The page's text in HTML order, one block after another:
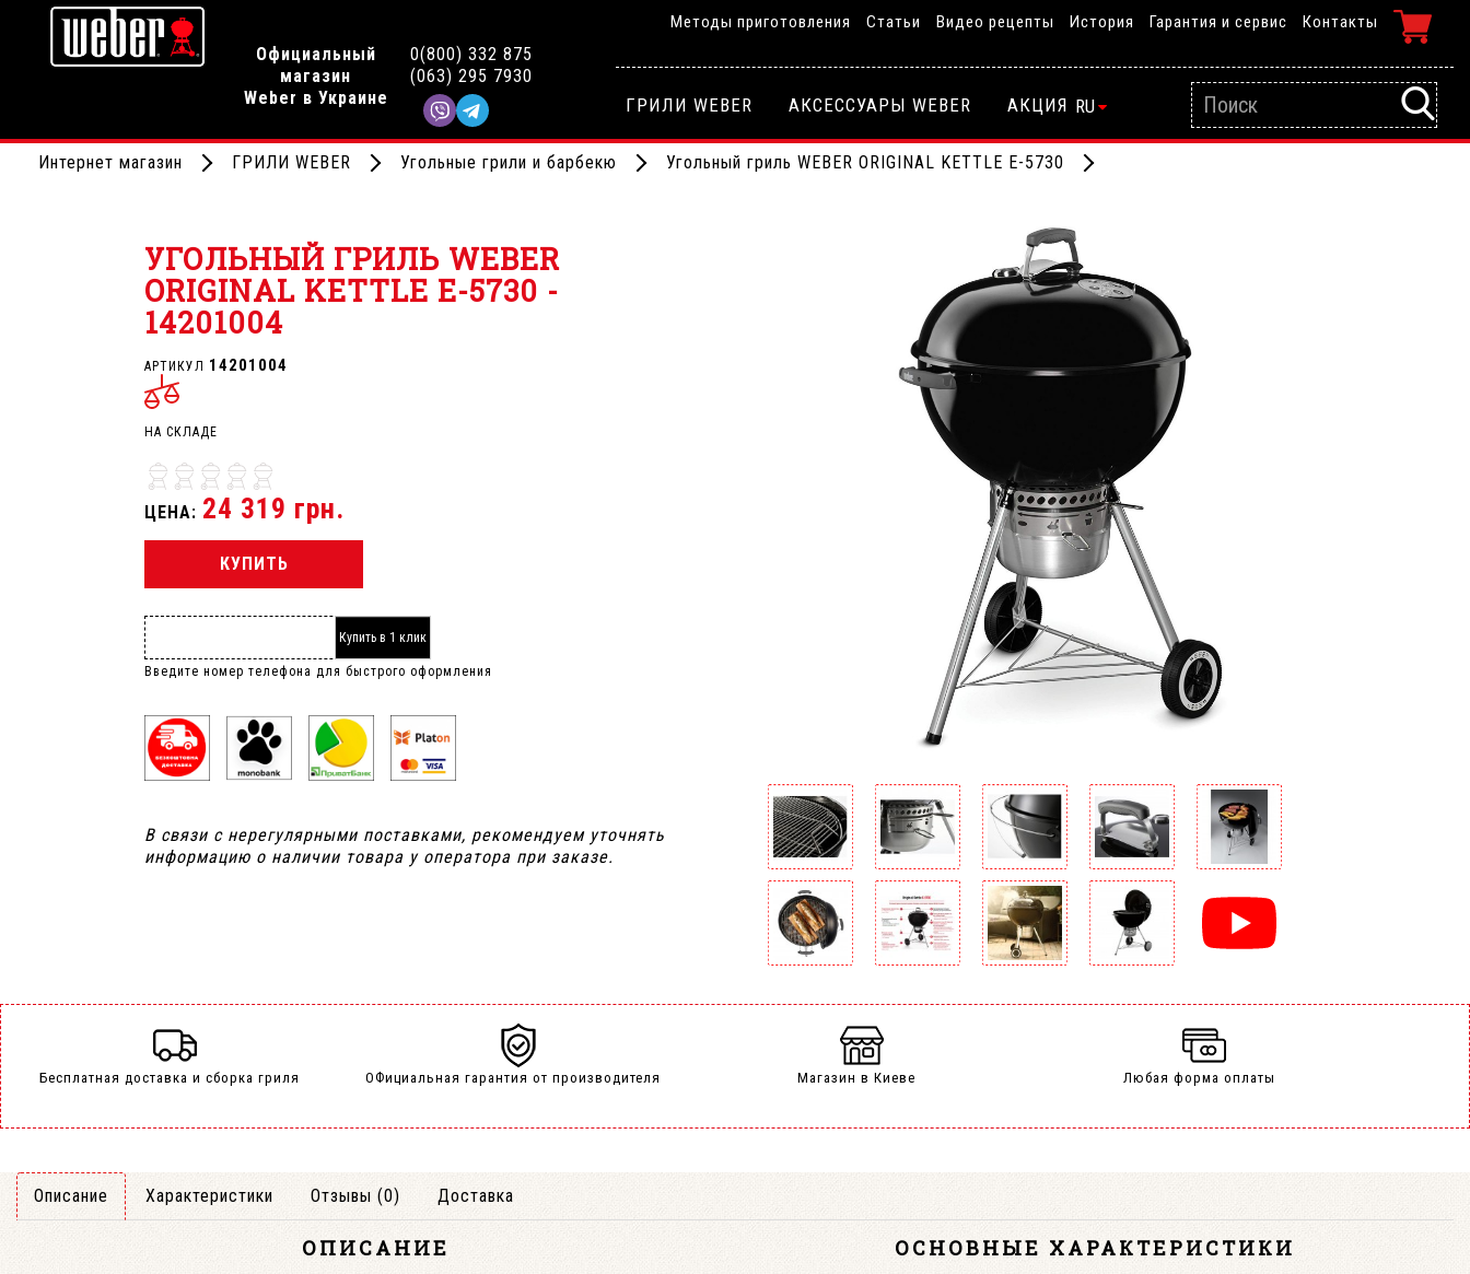
Официальный
магазин
Weber в Украине
0(800) 332 875
(063) 295 7930
Методы приготовления Статьи Видео рецепты История Гарантия и сервис Контакты
RU
ГРИЛИ WEBER АКСЕССУАРЫ WEBER АКЦИЯ
Интернет магазин ГРИЛИ WEBER Угольные грили и барбекю Угольный гриль WEBER ORIGINAL KETTLE Е-5730
УГОЛЬНЫЙ ГРИЛЬ WEBER
ORIGINAL KETTLE Е-5730 -
14201004
АРТИКУЛ 14201004
НА СКЛАДЕ
ЦЕНА: 24 319 грн.
КУПИТЬ
Купить в 1 клик
Введите номер телефона для быстрого оформления
В связи с нерегулярными поставками, рекомендуем уточнять
информацию о наличии товара у оператора при заказе.
Бесплатная доставка и сборка гриля ОФициальная гарантия от производителя Магазин в Киеве Любая форма оплаты
Описание Характеристики Отзывы (0) Доставка
ОПИСАНИЕ ОСНОВНЫЕ ХАРАКТЕРИСТИКИ